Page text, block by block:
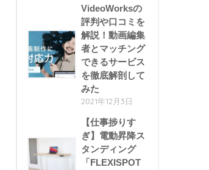
VideoWorksの
評判や口コミを
解説！動画編集
者とマッチング
できるサービス
を徹底解剖して
みた
2021年12月3日
【仕事捗りす
ぎ】電動昇降ス
タンディング
「FLEXISPOT